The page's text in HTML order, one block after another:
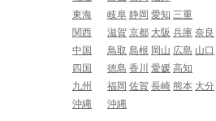
東海
岐阜 静岡 愛知 三重
関西
滋賀 京都 大阪 兵庫 奈良
中国
鳥取 島根 岡山 広島 山口
四国
徳島 香川 愛媛 高知
九州
福岡 佐賀 長崎 熊本 大分
沖縄
沖縄